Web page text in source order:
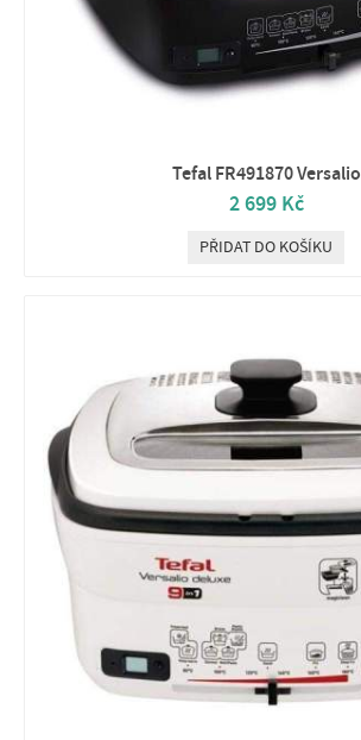
Tefal FR491870 Versalio
2 699 Kč
PŘIDAT DO KOŠÍKU